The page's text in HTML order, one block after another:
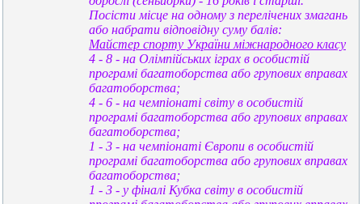
Посісти місце на одному з перелічених змагань
або набрати відповідну суму балів:
Майстер спорту України міжнародного класу
4 - 8 - на Олімпійських іграх в особистій
програмі багатоборства або групових вправах
багатоборства;
4 - 6 - на чемпіонаті світу в особистій
програмі багатоборства або групових вправах
багатоборства;
1 - 3 - на чемпіонаті Європи в особистій
програмі багатоборства або групових вправах
багатоборства;
1 - 3 - у фіналі Кубка світу в особистій